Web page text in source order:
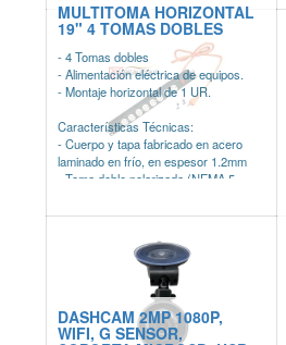
MULTITOMA HORIZONTAL
19" 4 TOMAS DOBLES
- 4 Tomas dobles
- Alimentación eléctrica de equipos.
- Montaje horizontal de 1 UR.
Características Técnicas:
- Cuerpo y tapa fabricado en acero
laminado en frío, en espesor 1.2mm
- Toma doble polarizada (NEMA 5-
DASHCAM 2MP 1080P,
WIFI, G SENSOR,